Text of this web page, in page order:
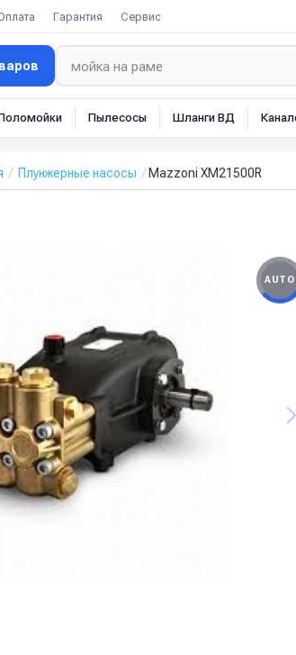
Гарантия Сервис
Пылесосы Шланги ВД
Плунжерные насосы Mazzoni XM21500R
AUTO